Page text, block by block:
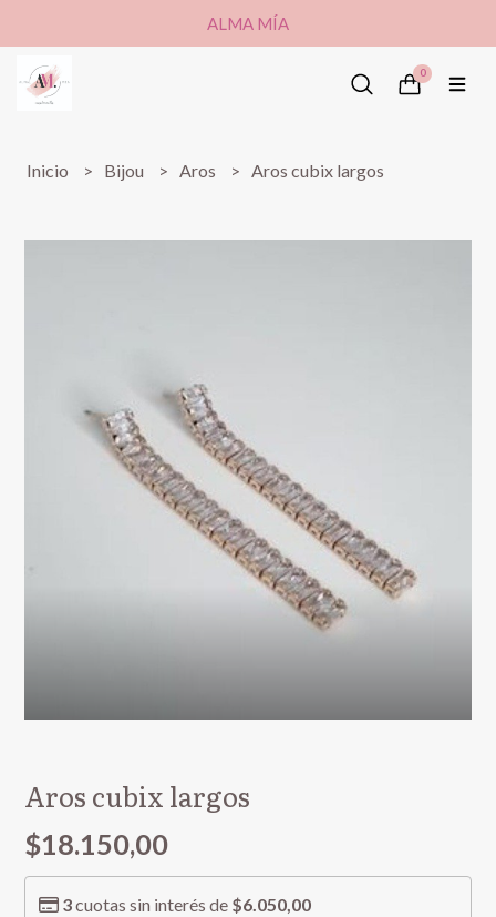
ALMA MÍA
0
Inicio Bijou Aros Aros cubix largos
Aros cubix largos
$18.150,00
3cuotas sin interés de $6.050,00